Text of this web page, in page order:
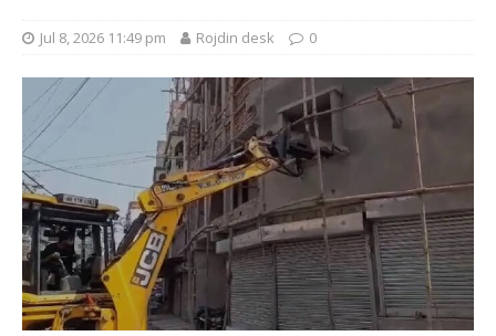
Jul 8, 2026 11:49 pm Rojdin desk 0